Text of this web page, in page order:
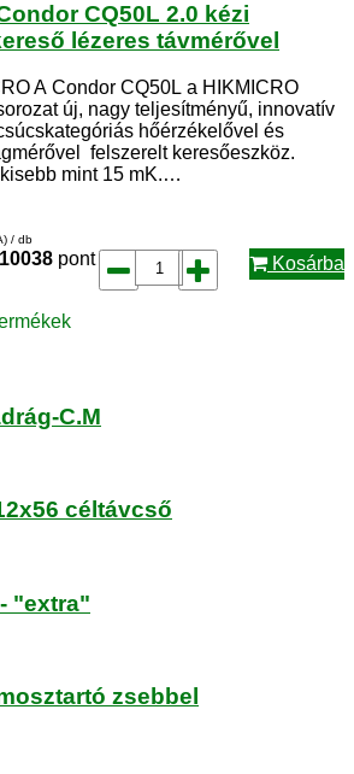
CQ50L 2.0 kézi
lézeres távmérővel
A Condor CQ50L a HIKMICRO
új, nagy teljesítményű, innovatív
hőérzékelővel és
felszerelt keresőeszköz.
mint 15 mK.…
/ db
10038 pont Kosárba
C.M
céltávcső
"extra"
zsebbel